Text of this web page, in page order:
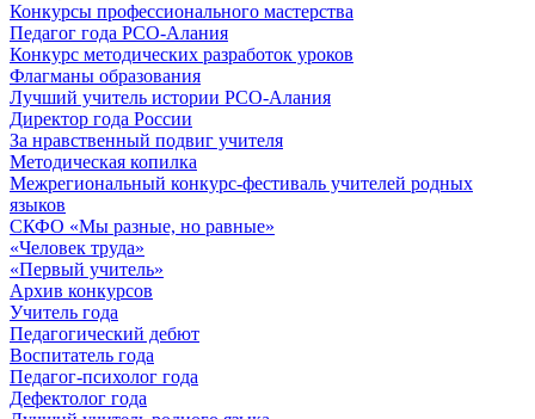
Конкурсы профессионального мастерства
Педагог года РСО-Алания
Конкурс методических разработок уроков
Флагманы образования
Лучший учитель истории РСО-Алания
Директор года России
За нравственный подвиг учителя
Методическая копилка
Межрегиональный конкурс-фестиваль учителей родных
языков
СКФО «Мы разные, но равные»
«Человек труда»
«Первый учитель»
Архив конкурсов
Учитель года
Педагогический дебют
Воспитатель года
Педагог-психолог года
Дефектолог года